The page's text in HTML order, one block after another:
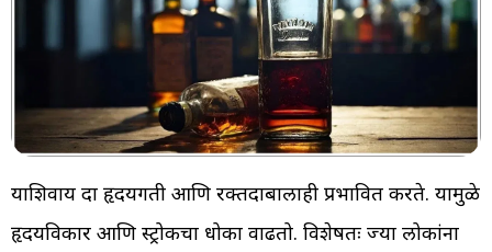
याशिवाय दारू हृदयगती आणि रक्तदाबालाही प्रभावित करते. यामुळे
हृदयविकार आणि स्ट्रोकचा धोका वाढतो. विशेषतः ज्या लोकांना